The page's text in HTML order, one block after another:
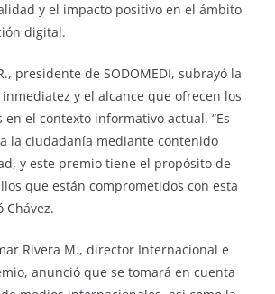
y el impacto positivo en el ámbito
digital.
presidente de SODOMEDI, subrayó la
y el alcance que ofrecen los
el contexto informativo actual. “Es
la ciudadanía mediante contenido
y este premio tiene el propósito de
que están comprometidos con esta
Chávez.
Rivera M., director Internacional e
anunció que se tomará en cuenta